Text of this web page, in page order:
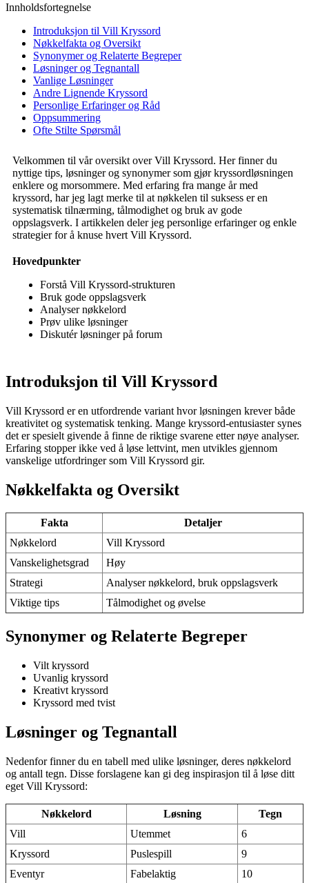
Innholdsfortegnelse
Introduksjon til Vill Kryssord
Nøkkelfakta og Oversikt
Synonymer og Relaterte Begreper
Løsninger og Tegnantall
Vanlige Løsninger
Andre Lignende Kryssord
Personlige Erfaringer og Råd
Oppsummering
Ofte Stilte Spørsmål
Velkommen til vår oversikt over Vill Kryssord. Her finner du
nyttige tips, løsninger og synonymer som gjør kryssordløsningen
enklere og morsommere. Med erfaring fra mange år med
kryssord, har jeg lagt merke til at nøkkelen til suksess er en
systematisk tilnærming, tålmodighet og bruk av gode
oppslagsverk. I artikkelen deler jeg personlige erfaringer og enkle
strategier for å knuse hvert Vill Kryssord.
Hovedpunkter
Forstå Vill Kryssord-strukturen
Bruk gode oppslagsverk
Analyser nøkkelord
Prøv ulike løsninger
Diskutér løsninger på forum
Introduksjon til Vill Kryssord
Vill Kryssord er en utfordrende variant hvor løsningen krever både
kreativitet og systematisk tenking. Mange kryssord-entusiaster synes
det er spesielt givende å finne de riktige svarene etter nøye analyser.
Erfaring stopper ikke ved å løse lettvint, men utvikles gjennom
vanskelige utfordringer som Vill Kryssord gir.
Nøkkelfakta og Oversikt
Fakta
Detaljer
Nøkkelord
Vill Kryssord
Vanskelighetsgrad
Høy
Strategi
Analyser nøkkelord, bruk oppslagsverk
Viktige tips
Tålmodighet og øvelse
Synonymer og Relaterte Begreper
Vilt kryssord
Uvanlig kryssord
Kreativt kryssord
Kryssord med tvist
Løsninger og Tegnantall
Nedenfor finner du en tabell med ulike løsninger, deres nøkkelord
og antall tegn. Disse forslagene kan gi deg inspirasjon til å løse ditt
eget Vill Kryssord:
Nøkkelord Løsning
Tegn
Vill
Utemmet
6
Kryssord
Puslespill
9
Eventyr
Fabelaktig
10